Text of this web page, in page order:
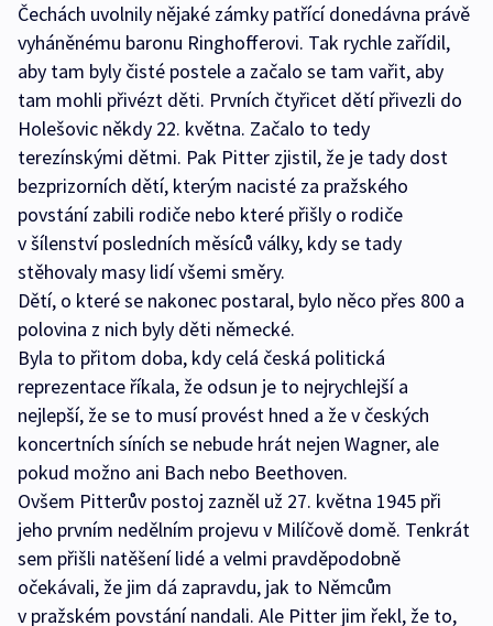
Čechách uvolnily nějaké zámky patřící donedávna právě
vyháněnému baronu Ringhofferovi. Tak rychle zařídil,
aby tam byly čisté postele a začalo se tam vařit, aby
tam mohli přivézt děti. Prvních čtyřicet dětí přivezli do
Holešovic někdy 22. května. Začalo to tedy
terezínskými dětmi. Pak Pitter zjistil, že je tady dost
bezprizorních dětí, kterým nacisté za pražského
povstání zabili rodiče nebo které přišly o rodiče
v šílenství posledních měsíců války, kdy se tady
stěhovaly masy lidí všemi směry.
Dětí, o které se nakonec postaral, bylo něco přes 800 a
polovina z nich byly děti německé.
Byla to přitom doba, kdy celá česká politická
reprezentace říkala, že odsun je to nejrychlejší a
nejlepší, že se to musí provést hned a že v českých
koncertních síních se nebude hrát nejen Wagner, ale
pokud možno ani Bach nebo Beethoven.
Ovšem Pitterův postoj zazněl už 27. května 1945 při
jeho prvním nedělním projevu v Milíčově domě. Tenkrát
sem přišli natěšení lidé a velmi pravděpodobně
očekávali, že jim dá zapravdu, jak to Němcům
v pražském povstání nandali. Ale Pitter jim řekl, že to,